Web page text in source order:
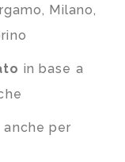
Milano,
in base a
per